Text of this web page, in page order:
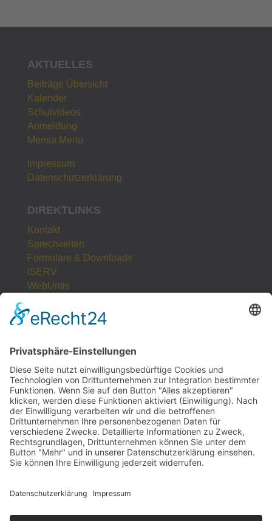
AKTUELLES
Beiträge Übersicht
Kalender
Schulvideos
Anmeldung
Mensa Menu
Impressum
Datenschutzerklärung
DIREKTLINKS
Kontakt
Sprechzeiten
Formulare & Downloads
ISERV
WebUntis
LogIn
Sitemap
POSTANSCHRIFT
Gesamtschule Osterfeld
Westfälische Straße 17
46117 Oberhausen
UNSERE PARTNER